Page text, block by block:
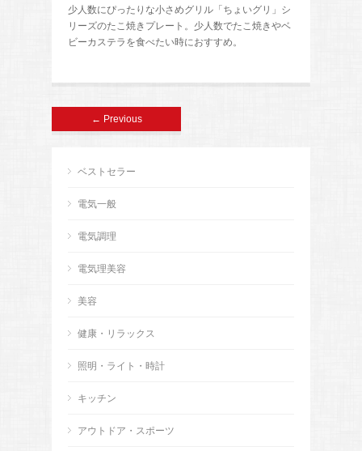
少人数にぴったりな小さめグリル「ちょいグリ」シ
リーズのたこ焼きプレート。少人数でたこ焼きやベ
ビーカステラを食べたい時におすすめ。
← Previous
ベストセラー
電気一般
電気調理
電気理美容
美容
健康・リラックス
照明・ライト・時計
キッチン
アウトドア・スポーツ